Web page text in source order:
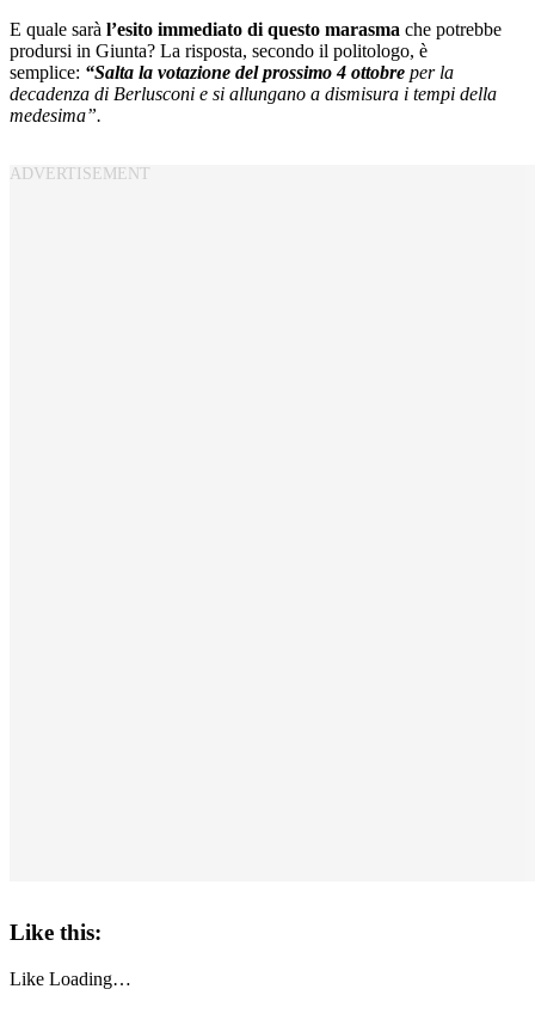
E quale sarà l’esito immediato di questo marasma che potrebbe
prodursi in Giunta? La risposta, secondo il politologo, è
semplice: “Salta la votazione del prossimo 4 ottobre per la
decadenza di Berlusconi e si allungano a dismisura i tempi della
medesima”.
Like this:
Like Loading…